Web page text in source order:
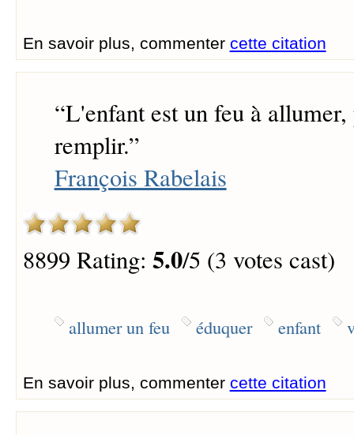
En savoir plus, commenter cette citation
“L'enfant est un feu à allumer,
remplir.”
François Rabelais
8899 Rating: 5.0/5 (3 votes cast)
allumer un feu éduquer enfant
En savoir plus, commenter cette citation